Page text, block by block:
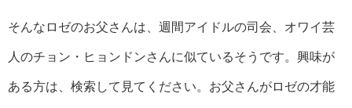
そんなロゼのお父さんは、週間アイドルの司会、オワイ芸
人のチョン・ヒョンドンさんに似ているそうです。興味が
ある方は、検索して見てください。お父さんがロゼの才能